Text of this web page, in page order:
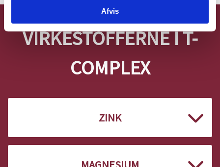
Afvis
VIRKESTOFFERNE I T-
COMPLEX
ZINK